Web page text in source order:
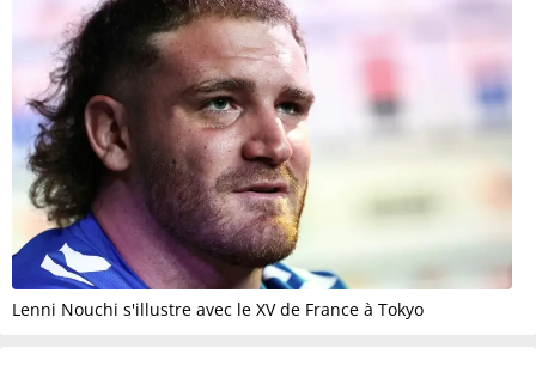
Lenni Nouchi s'illustre avec le XV de France à Tokyo